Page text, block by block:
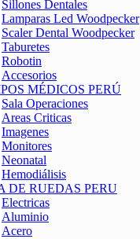
Sillones Dentales
Lamparas Led Woodpecker
Scaler Dental Woodpecker
Taburetes
Robotin
Accesorios
MÉDICOS PERÚ
Sala Operaciones
Areas Criticas
Imagenes
Monitores
Neonatal
Hemodiálisis
DE RUEDAS PERU
Electricas
Aluminio
Acero